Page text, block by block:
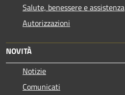
Salute, benessere e assistenza
Autorizzazioni
NOVITÀ
Notizie
Comunicati